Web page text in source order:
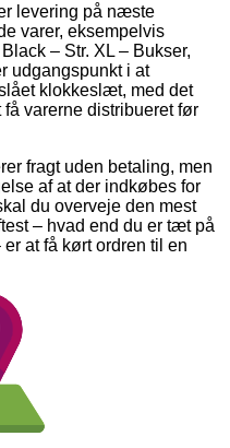
levering på næste
varer, eksempelvis
– Str. XL – Bukser,
udgangspunkt i at
klokkeslæt, med det
varerne distribueret før
fragt uden betaling, men
af at der indkøbes for
du overveje den mest
– hvad end du er tæt på
at få kørt ordren til en